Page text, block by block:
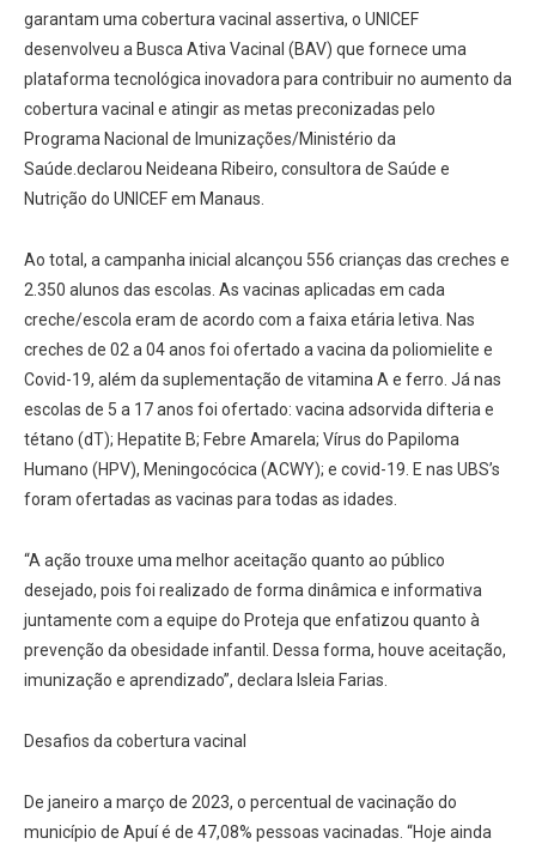
garantam uma cobertura vacinal assertiva, o UNICEF
desenvolveu a Busca Ativa Vacinal (BAV) que fornece uma
plataforma tecnológica inovadora para contribuir no aumento da
cobertura vacinal e atingir as metas preconizadas pelo
Programa Nacional de Imunizações/Ministério da
Saúde.declarou Neideana Ribeiro, consultora de Saúde e
Nutrição do UNICEF em Manaus.
Ao total, a campanha inicial alcançou 556 crianças das creches e
2.350 alunos das escolas. As vacinas aplicadas em cada
creche/escola eram de acordo com a faixa etária letiva. Nas
creches de 02 a 04 anos foi ofertado a vacina da poliomielite e
Covid-19, além da suplementação de vitamina A e ferro. Já nas
escolas de 5 a 17 anos foi ofertado: vacina adsorvida difteria e
tétano (dT); Hepatite B; Febre Amarela; Vírus do Papiloma
Humano (HPV), Meningocócica (ACWY); e covid-19. E nas UBS’s
foram ofertadas as vacinas para todas as idades.
“A ação trouxe uma melhor aceitação quanto ao público
desejado, pois foi realizado de forma dinâmica e informativa
juntamente com a equipe do Proteja que enfatizou quanto à
prevenção da obesidade infantil. Dessa forma, houve aceitação,
imunização e aprendizado”, declara Isleia Farias.
Desafios da cobertura vacinal
De janeiro a março de 2023, o percentual de vacinação do
município de Apuí é de 47,08% pessoas vacinadas. “Hoje ainda